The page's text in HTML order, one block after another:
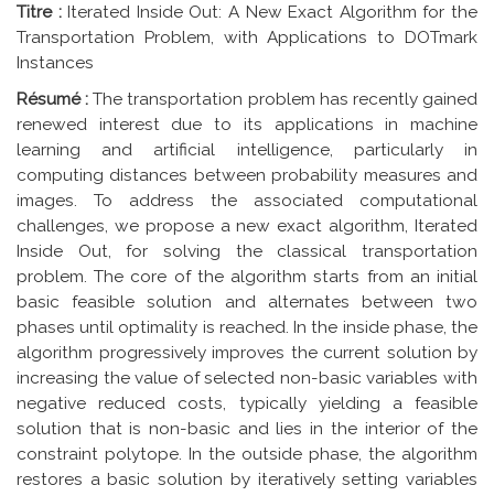
Titre :Iterated Inside Out: A New Exact Algorithm for the
Transportation Problem, with Applications to DOTmark
Instances
Résumé : The transportation problem has recently gained
renewed interest due to its applications in machine
learning and artificial intelligence, particularly in
computing distances between probability measures and
images. To address the associated computational
challenges, we propose a new exact algorithm, Iterated
Inside Out, for solving the classical transportation
problem. The core of the algorithm starts from an initial
basic feasible solution and alternates between two
phases until optimality is reached. In the inside phase, the
algorithm progressively improves the current solution by
increasing the value of selected non-basic variables with
negative reduced costs, typically yielding a feasible
solution that is non-basic and lies in the interior of the
constraint polytope. In the outside phase, the algorithm
restores a basic solution by iteratively setting variables